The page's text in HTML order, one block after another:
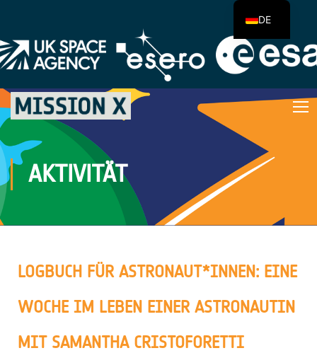
AKTIVITÄT
LOGBUCH FÜR ASTRONAUT*INNEN: EINE
WOCHE IM LEBEN EINER ASTRONAUTIN
MIT SAMANTHA CRISTOFORETTI
DE